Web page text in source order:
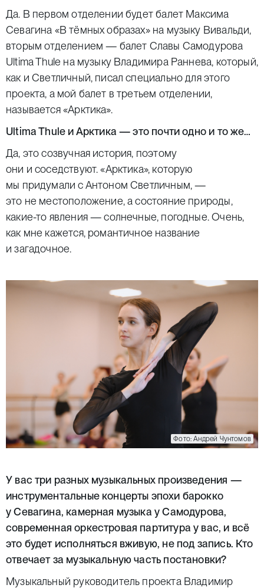
Да. В первом отделении будет балет Максима
Севагина «В тёмных образах» на музыку Вивальди,
вторым отделением — балет Славы Самодурова
Ultima Thule на музыку Владимира Раннева, который,
как и Светличный, писал специально для этого
проекта, а мой балет в третьем отделении,
называется «Арктика».
Ultima Thule и Арктика — это почти одно и то же…
Да, это созвучная история, поэтому
они и соседствуют. «Арктика», которую
мы придумали с Антоном Светличным, —
это не местоположение, а состояние природы,
какие-то явления — солнечные, погодные. Очень,
как мне кажется, романтичное название
и загадочное.
Фото: Андрей Чунтомов
У вас три разных музыкальных произведения —
инструментальные концерты эпохи барокко
у Севагина, камерная музыка у Самодурова,
современная оркестровая партитура у вас, и всё
это будет исполняться вживую, не под запись. Кто
отвечает за музыкальную часть постановки?
Музыкальный руководитель проекта Владимир